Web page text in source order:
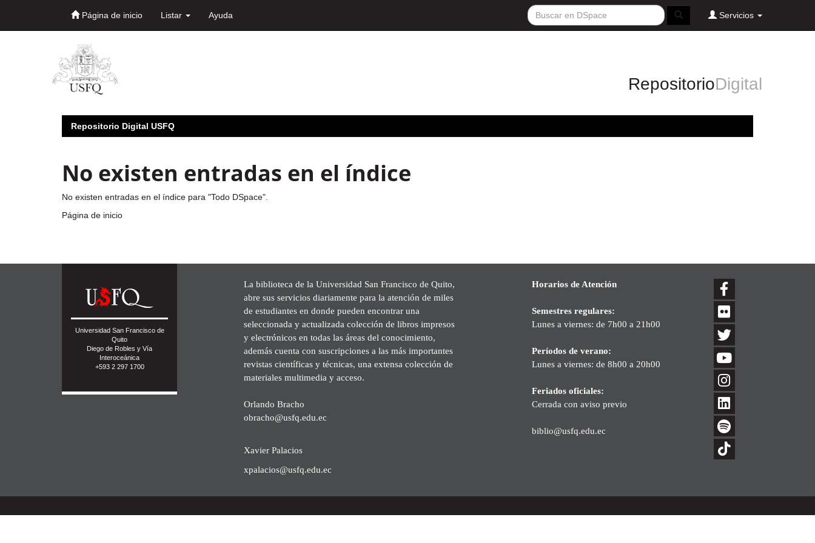
Página de inicio Listar Ayuda Servicios
RepositorioDigital
Repositorio Digital USFQ
No existen entradas en el índice
No existen entradas en el índice para "Todo DSpace".
Página de inicio
Universidad San Francisco de
Quito
Diego de Robles y Vía
Interoceánica
+593 2 297 1700
La biblioteca de la Universidad San Francisco de Quito,
abre sus servicios diariamente para la atención de miles
de estudiantes en donde pueden encontrar una
seleccionada y actualizada colección de libros impresos
y electrónicos en todas las áreas del conocimiento,
además cuenta con suscripciones a las más importantes
revistas científicas y técnicas, una extensa colección de
materiales multimedia y acceso.
Orlando Bracho
obracho@usfq.edu.ec
Xavier Palacios
xpalacios@usfq.edu.ec
Horarios de Atención
Semestres regulares:
Lunes a viernes: de 7h00 a 21h00
Períodos de verano:
Lunes a viernes: de 8h00 a 20h00
Feriados oficiales:
Cerrada con aviso previo
biblio@usfq.edu.ec